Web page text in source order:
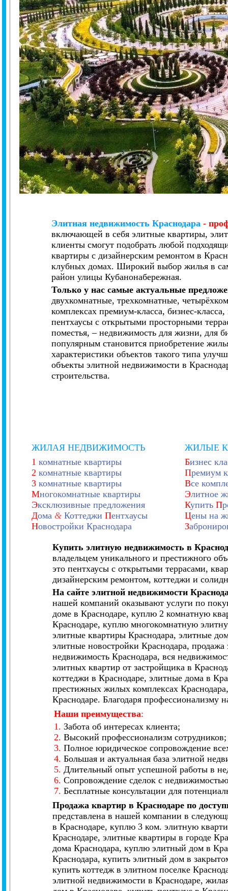
Элитная недвижимость Краснодара -
включающей в себя элитные квартиры,
клиенты смогут подобрать любой
квартиры с дизайнерским ремонтом в
клубных домах. Широкий выбор жилья в
район улицы Кубанонабережная.
Только у нас самые актуальные
двухкомнатные, трехкомнатные,
комплексах премиум-класса, бизнес-
пентхаусы с открытыми просторными
поместья, – недвижимость для жизни, для
популярным становится приобретение
характеристики объектов такого типа
объекты элитной недвижимости в
строительства.
ЖИЛАЯ НЕДВИЖИМОСТЬ
1 комнатные квартиры
2 комнатные квартиры
3комнатные квартиры
Многокомнатные квартиры
Эксклюзивные предложения
Дома &Коттеджи Пентхаусы
Новостройки Краснодара
ЖИЛЫЕ
Бизнес
Премиум
Все
Элитное
Купить П
Цены на
З
Купить элитную недвижимость в
владельцем уникального и престижного
это пентхаусы с открытыми террасами,
дизайнерским ремонтом, коттеджи и
На сайте элитной недвижимости
нашей компаний оказывают услуги по
доме в Краснодаре, куплю 2 комнатную
Краснодаре, куплю многокомнатную
элитные квартиры Краснодара, элитные
элитные новостройки Краснодара,
недвижимость Краснодара, вся
элитных квартир от застройщика в
коттеджи в Краснодаре, элитные дома в
престижных жилых комплексах
Краснодаре. Благодаря
Наши преимущества:
1. Забота об интересах клиента;
2. Высокий профессионализм сотрудников;
3. Полное юридическое сопровождение
4. Большая и актуальная база элитной
5. Длительный опыт успешной работы в
6. Сопровождение сделок с
7. Бесплатные консультации для
Продажа квартир в Краснодаре по
представлена в нашей компании в
в Краснодаре, куплю 3 ком. элитную
Краснодаре, элитные квартиры в городе
дома Краснодара, куплю элитный дом в
Краснодара, купить элитный дом в
купить коттедж в элитном поселке
элитной недвижимости в Краснодаре,